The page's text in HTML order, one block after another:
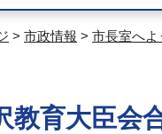
> 市政情報 > 市長室へよ
教育大臣会